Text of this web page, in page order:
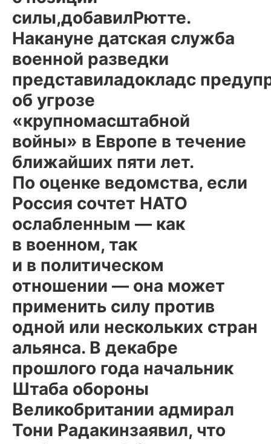
силы,добавилРютте.
Накануне датская служба
военной разведки
представиладокладс
об угрозе
«крупномасштабной
войны» в Европе в течение
ближайших пяти лет.
По оценке ведомства, если
Россия сочтет НАТО
ослабленным — как
в военном, так
и в политическом
отношении — она может
применить силу против
одной или нескольких стран
альянса. В декабре
прошлого года начальник
Штаба обороны
Великобритании адмирал
Тони Радакинзаявил, что